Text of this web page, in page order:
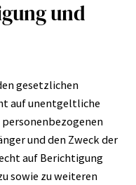
und
gesetzlichen
auf unentgeltliche
und den Zweck der
auf Berichtigung
sowie zu weiteren